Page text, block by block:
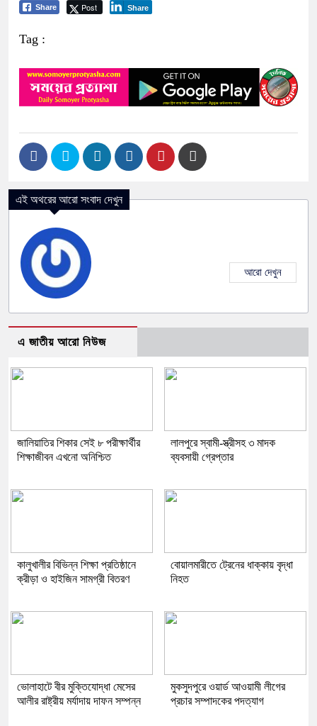
Share Post Share
Tag :
এই অথরের আরো সংবাদ দেখুন
আরো দেখুন
এ জাতীয় আরো নিউজ
জালিয়াতির শিকার সেই ৮ পরীক্ষার্থীর
শিক্ষাজীবন এখনো অনিশ্চিত
লালপুরে স্বামী-স্ত্রীসহ ৩ মাদক
ব্যবসায়ী গ্রেপ্তার
কালুখালীর বিভিন্ন শিক্ষা প্রতিষ্ঠানে
ক্রীড়া ও হাইজিন সামগ্রী বিতরণ
বোয়ালমারীতে ট্রেনের ধাক্কায় বৃদ্ধা
নিহত
ভোলাহাটে বীর মুক্তিযোদ্ধা মেসের
আলীর রাষ্ট্রীয় মর্যাদায় দাফন সম্পন্ন
মুকসুদপুরে ওয়ার্ড আওয়ামী লীগের
প্রচার সম্পাদকের পদত্যাগ